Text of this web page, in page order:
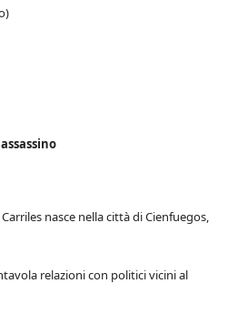
nasce nella città di Cienfuegos,
relazioni con politici vicini al